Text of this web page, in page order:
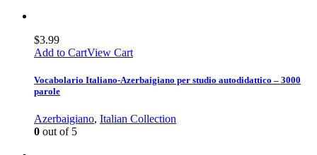
$3.99
Add to CartView Cart
Vocabolario Italiano-Azerbaigiano per studio autodidattico – 3000
parole
Azerbaigiano, Italian Collection
0 out of 5